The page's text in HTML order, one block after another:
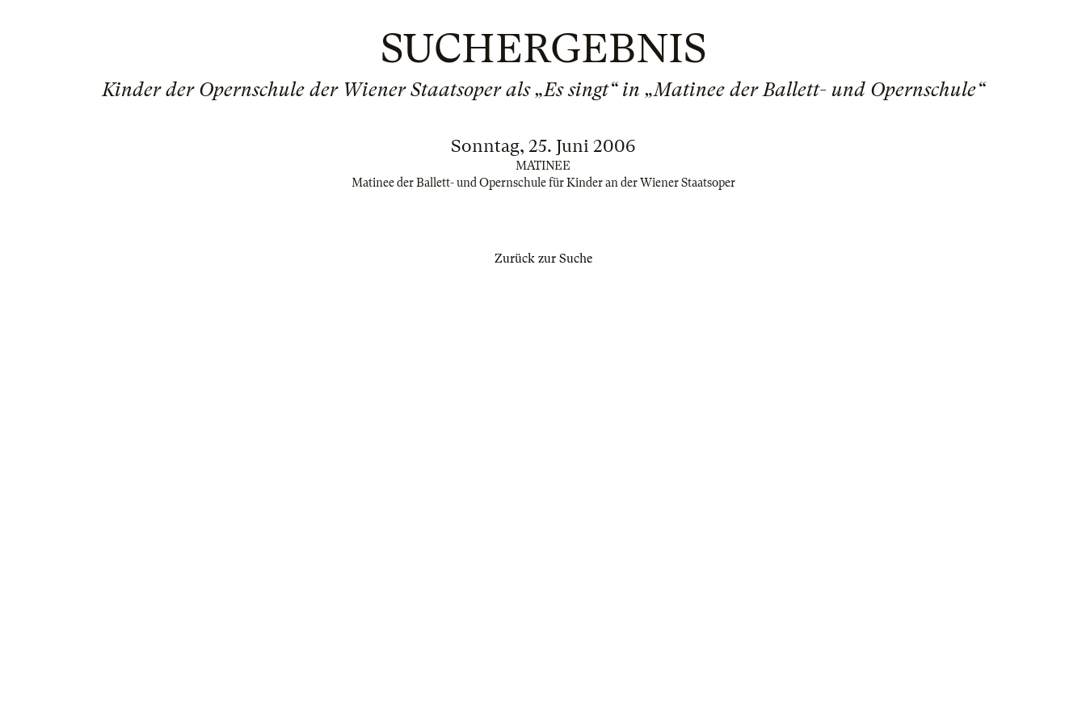
SUCHERGEBNIS
Kinder der Opernschule der Wiener Staatsoper als „Es singt“ in „Matinee der Ballett- und Opernschule“
Sonntag, 25. Juni 2006
MATINEE
Matinee der Ballett- und Opernschule für Kinder an der Wiener Staatsoper
Zurück zur Suche